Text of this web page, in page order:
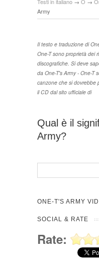
Army
Il testo e traduzione di
One-T sono proprietà dei
discografiche. Si deve
da One-T's Army - One-T
canzone che si dovrebbe
il CD dal sito ufficiale di
Qual è il
Army?
ONE-T'S ARMY
SOCIAL & RATE
Rate: